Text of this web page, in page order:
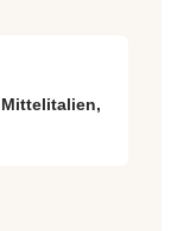
Mittelitalien,